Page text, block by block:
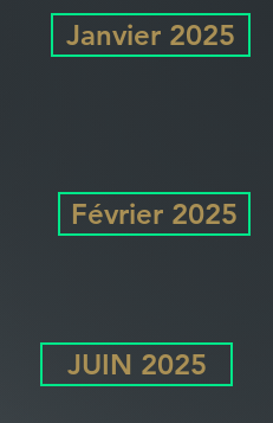
Janvier 2025
Février 2025
JUIN 2025